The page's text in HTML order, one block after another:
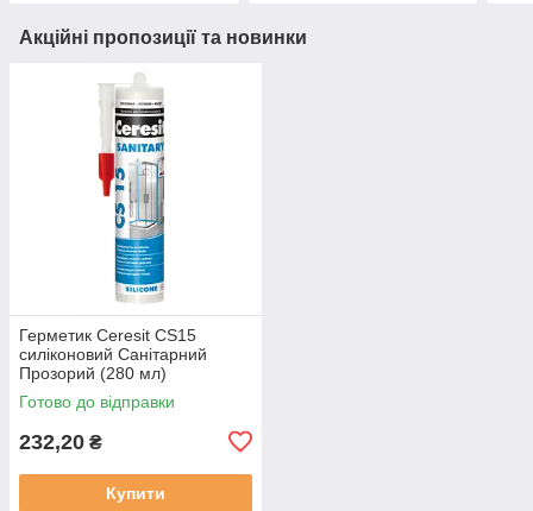
Акційні пропозиції та новинки
Герметик Ceresit CS15
силіконовий Санітарний
Прозорий (280 мл)
Готово до відправки
232,20 ₴
Купити